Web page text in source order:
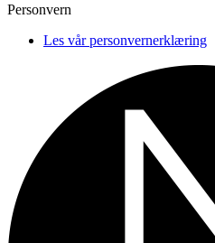
Personvern
Les vår personvernerklæring